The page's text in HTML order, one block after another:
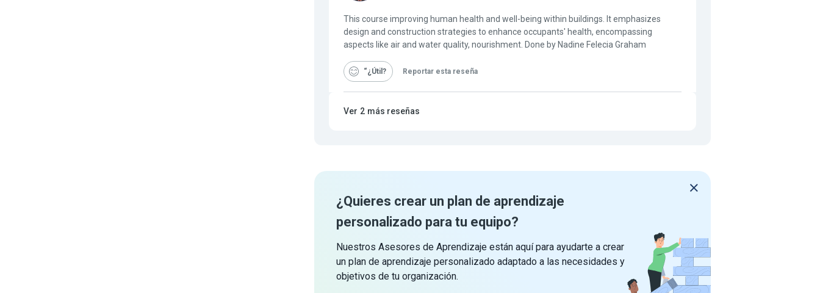
This course improving human health and well-being within buildings. It emphasizes
design and construction strategies to enhance occupants' health, encompassing
aspects like air and water quality, nourishment. Done by Nadine Felecia Graham
“¿Útil Reportar esta reseña
Ver 2 más reseñas
¿Quieres crear un plan de aprendizaje
personalizado para tu equipo?
Nuestros Asesores de Aprendizaje están aquí para ayudarte a crear
un plan de aprendizaje personalizado adaptado a las necesidades y
objetivos de tu organización.